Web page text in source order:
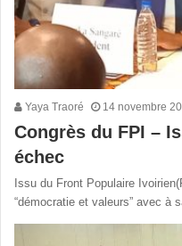
Yaya Traoré 14 novembre
Congrès du FPI –
échec
Issu du Front Populaire
“démocratie et valeurs” avec à